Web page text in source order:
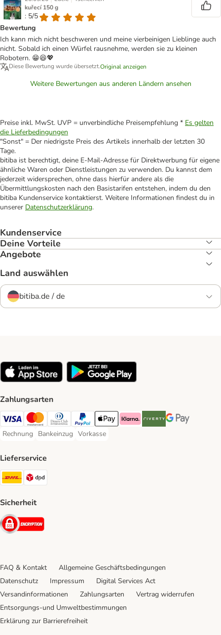
kuřecí 150 g
: 5/5
Bewertung
Ich kann mich nicht beschweren und meine vierbeinigen Lieblinge auch
nicht. Sobald ich einen Würfel rausnehme, werden sie zu kleinen
Robotern. 😁😆💖
Diese Bewertung wurde übersetzt.Original anzeigen
Weitere Bewertungen aus anderen Ländern ansehen
Preise inkl. MwSt. UVP = unverbindliche Preisempfehlung * Es gelten
die Lieferbedingungen
"Sonst" = Der niedrigste Preis des Artikels innerhalb der letzten 30
Tage.
bitiba ist berechtigt, deine E-Mail-Adresse für Direktwerbung für eigene
ähnliche Waren oder Dienstleistungen zu verwenden. Du kannst dem
jederzeit widersprechen, ohne dass hierfür andere als die
Übermittlungskosten nach den Basistarifen entstehen, indem du den
bitiba Kundenservice kontaktierst. Weitere Informationen findest du in
unserer Datenschutzerklärung.
Kundenservice
Deine Vorteile
Angebote
Land auswählen
bitiba.de / de
Zahlungsarten
Visa Payment Method
Mastercard Payment Method
Diners Club Payment Method
PayPal Payment Method
Apple Pay Payment Method
Klarna Payment Method
Riverty Payment Method
Google Pay
Rechnung
Rechnung Payment Method
Bankeinzug
Bankeinzug Payment Method
Vorkasse
Vorkasse Payment Method
Lieferservice
DHL Shipping Method
Sicherheit
Security
FAQ & Kontakt
Allgemeine Geschäftsbedingungen
Datenschutz
Impressum
Digital Services Act
Versandinformationen
Zahlungsarten
Vertrag widerrufen
Entsorgungs-und Umweltbestimmungen
Erklärung zur Barrierefreiheit